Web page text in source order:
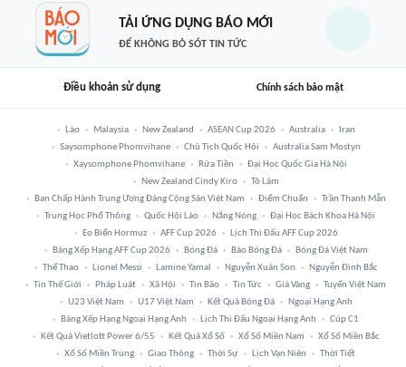
TẢI ỨNG DỤNG BÁO MỚI
ĐỂ KHÔNG BỎ SÓT TIN TỨC
Điều khoản sử dụng Chính sách bảo mật
Lào Malaysia New Zealand ASEAN Cup 2026 Australia
Iran
Saysomphone Phomvihane
Chủ Tịch Quốc Hội
Australia Sam Mostyn
Xaysomphone Phomvihane
Rửa Tiền
Đại Học Quốc Gia Hà Nội
New Zealand Cindy Kiro
Tô Lâm
Ban Chấp Hành Trung Ương Đảng Cộng Sản Việt Nam
Điểm Chuẩn
Trần Thanh Mẫn
Trung Học Phổ Thông
Quốc Hội Lào Nắng Nóng
Đại Học Bách Khoa Hà Nội
Eo Biển Hormuz
AFF Cup 2026
Lịch Thi Đấu AFF Cup 2026
Bảng Xếp Hạng AFF Cup 2026
Bóng Đá Báo Bóng Đá
Bóng Đá Việt Nam
Thể Thao
Lionel Messi Lamine Yamal Nguyễn Xuân Son
Nguyễn Đình Bắc
Tin Thế Giới
Pháp Luật Xã Hội Tin Bão Tin Tức Giá Vàng
Tuyển Việt Nam
U23 Việt Nam
U17 Việt Nam Kết Quả Bóng Đá
Ngoại Hạng Anh
Bảng Xếp Hạng Ngoại Hạng Anh
Lịch Thi Đấu Ngoại Hạng Anh
Cúp C1
Kết Quả Vietlott Power 6/55
Kết Quả Xổ Số Xổ Số Miền Nam
Xổ Số Miền Bắc
Xổ Số Miền Trung
Giao Thông Thời Sự Lịch Vạn Niên
Thời Tiết